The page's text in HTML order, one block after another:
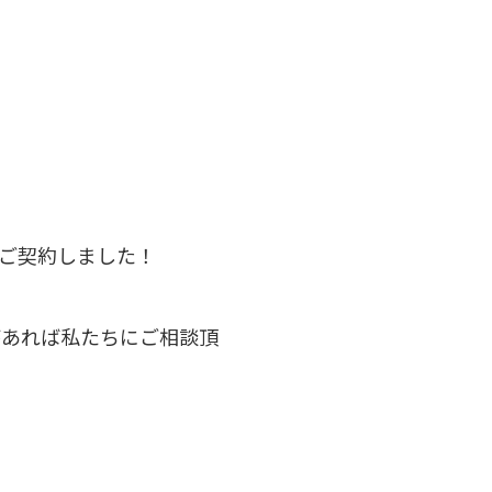
契約しました！
れば私たちにご相談頂